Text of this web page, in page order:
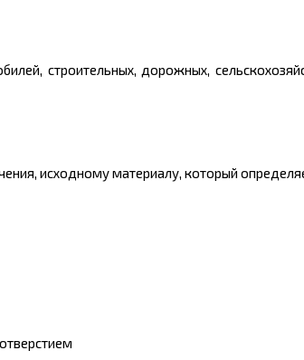
строительных, дорожных,
исходному материалу, который